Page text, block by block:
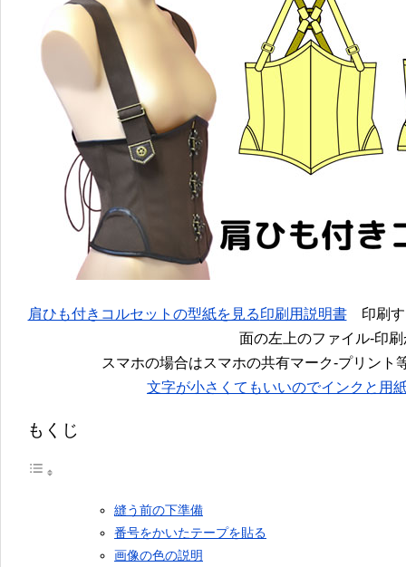
肩ひも付きコルセットの型紙を見る印刷用説明書印刷す
面の左上のファイル-印刷
スマホの場合はスマホの共有マーク-プリント
文字が小さくてもいいのでインクと用
もくじ
縫う前の下準備
番号をかいたテープを貼る
画像の色の説明